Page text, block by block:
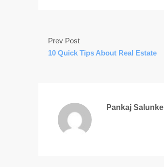
Prev Post
10 Quick Tips About Real Estate
Pankaj Salunke